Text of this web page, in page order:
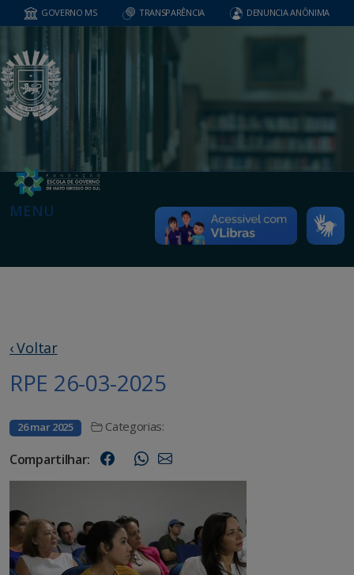
GOVERNO MS TRANSPARÊNCIA DENUNCIA ANÔNIMA
MENU
‹ Voltar
RPE 26-03-2025
26 mar 2025 Categorias:
Compartilhar: